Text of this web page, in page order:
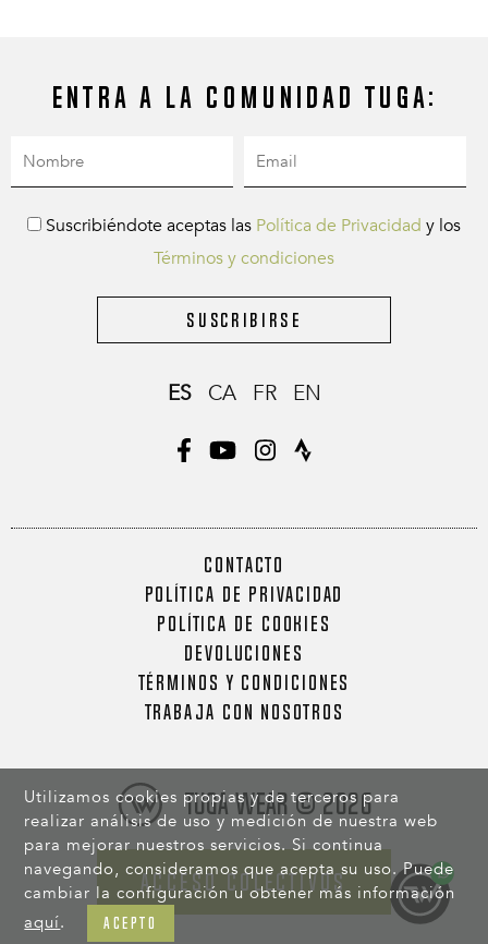
Utilizamos cookies propias y de terceros para
realizar análisis de uso y medición de nuestra web
para mejorar nuestros servicios. Si continua
navegando, consideramos que acepta su uso. Puede
cambiar la configuración u obtener más información
aquí. ACEPTO
Entra a la comunidad Tuga:
Suscribiéndote aceptas las Política de Privacidad y los
Términos y condiciones
Suscribirse
ES CA FR EN
CONTACTO
POLÍTICA DE PRIVACIDAD
POLÍTICA DE COOKIES
DEVOLUCIONES
TÉRMINOS Y CONDICIONES
TRABAJA CON NOSOTROS
Tuga Wear © 2026
ACCESO COLECTIVOS